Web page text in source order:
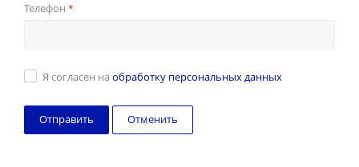
Телефон *
Я согласен на обработку персональных данных
Отменить